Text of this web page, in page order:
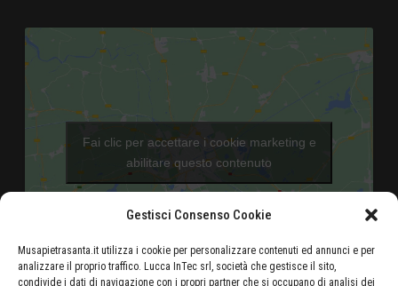
Gestisci Consenso Cookie
Musapietrasanta.it utilizza i cookie per personalizzare contenuti ed annunci e per
analizzare il proprio traffico. Lucca InTec srl, società che gestisce il sito,
condivide i dati di navigazione con i propri partner che si occupano di analisi dei
Fai clic per accettare i cookie marketing e
abilitare questo contenuto